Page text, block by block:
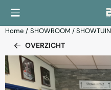
Home / SHOWROOM / SHOWTUIN
OVERZICHT